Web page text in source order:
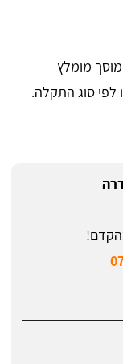
מומלץ
לפי סוג התקלה.